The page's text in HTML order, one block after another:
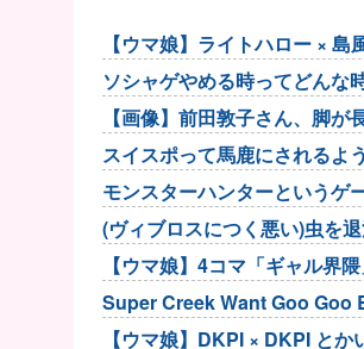
【ウマ娘】ライトハロー ×
ソシャゲやめる時ってどんな
【画像】前田敦子さん、脚
スイスポって馬鹿にされるよ
モンスターハンターというゲ
(ヴィブロスにつく悪い)虫を
【ウマ娘】4コマ「ギャル界隈
Super Creek Want Goo
【ウマ娘】DKPI × DKPI と